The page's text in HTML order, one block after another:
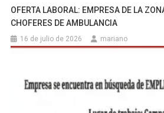
OFERTA LABORAL: EMPRESA DE LA
CHOFERES DE AMBULANCIA
16 de julio de 2026 mariano